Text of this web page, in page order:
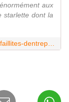
aux
starlette dont la